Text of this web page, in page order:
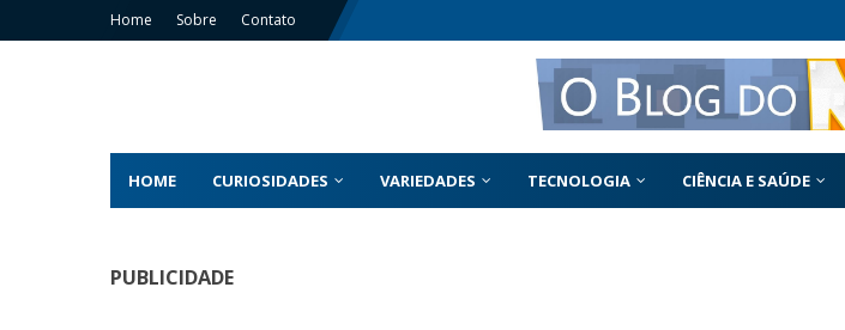
Home Sobre Contato
HOME CURIOSIDADES VARIEDADES TECNOLOGIA CIÊNCIA E SAÚDE
PUBLICIDADE